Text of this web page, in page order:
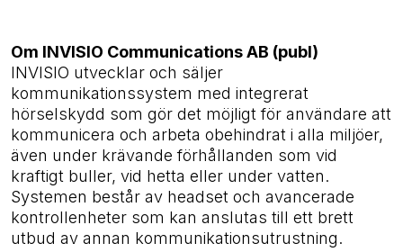
Om INVISIO Communications AB (publ)
INVISIO utvecklar och säljer
kommunikationssystem med integrerat
hörselskydd som gör det möjligt för användare att
kommunicera och arbeta obehindrat i alla miljöer,
även under krävande förhållanden som vid
kraftigt buller, vid hetta eller under vatten.
Systemen består av headset och avancerade
kontrollenheter som kan anslutas till ett brett
utbud av annan kommunikationsutrustning.